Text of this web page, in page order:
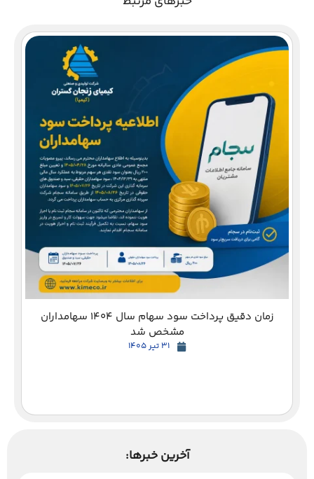
زمان دقیق پرداخت سود سهام سال 1404 سهامداران
مشخص شد
31 تیر 1405
آخرین خبرها: